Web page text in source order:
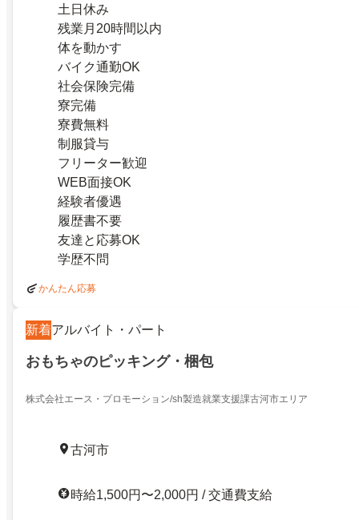
土日休み
残業月20時間以内
体を動かす
バイク通勤OK
社会保険完備
寮完備
寮費無料
制服貸与
フリーター歓迎
WEB面接OK
経験者優遇
履歴書不要
友達と応募OK
学歴不問
かんたん応募
新着アルバイト・パート
おもちゃのピッキング・梱包
株式会社エース・プロモーション/sh製造就業支援課古河市エリア
古河市
時給1,500円〜2,000円 / 交通費支給